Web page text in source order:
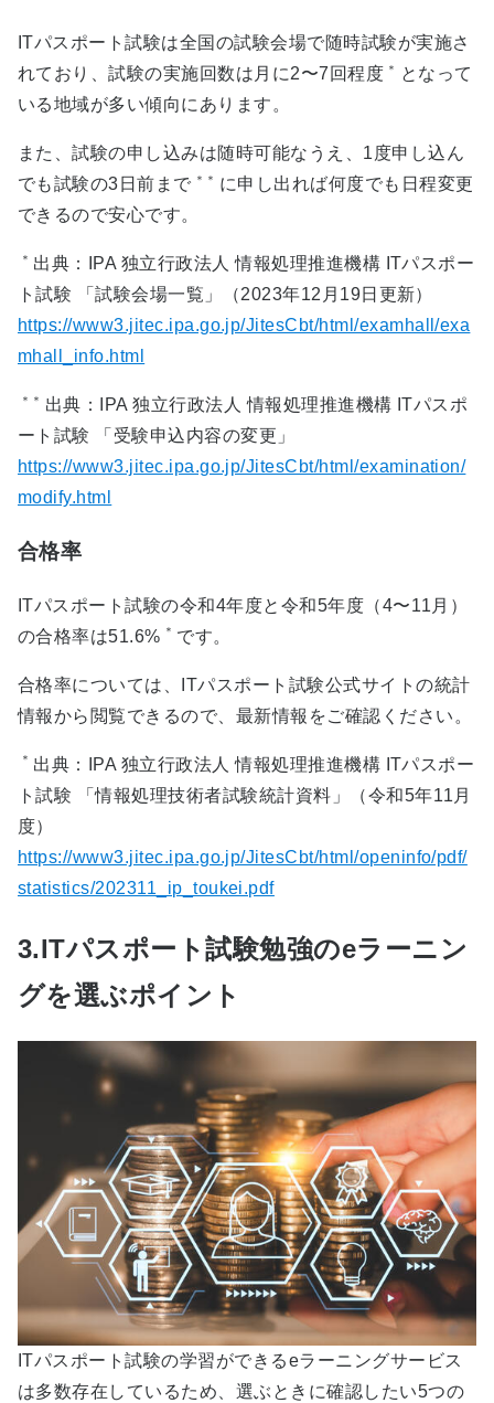
ITパスポート試験は全国の試験会場で随時試験が実施さ
れており、試験の実施回数は月に2〜7回程度 ＊
となって
いる地域が多い傾向にあります。
また、試験の申し込みは随時可能なうえ、1度申し込ん
でも試験の3日前まで ＊＊
に申し出れば何度でも日程変更
できるので安心です。
＊ 出典：IPA 独立行政法人 情報処理推進機構 ITパスポー
ト試験 「試験会場一覧」（2023年12月19日更新）
https://www3.jitec.ipa.go.jp/JitesCbt/html/examhall/exa
mhall_info.html
＊＊
出典：IPA 独立行政法人 情報処理推進機構 ITパスポ
ート試験 「受験申込内容の変更」
https://www3.jitec.ipa.go.jp/JitesCbt/html/examination/
modify.html
合格率
ITパスポート試験の令和4年度と令和5年度（4〜11月）
の合格率は51.6% ＊ です。
合格率については、ITパスポート試験公式サイトの統計
情報から閲覧できるので、最新情報をご確認ください。
＊ 出典：IPA 独立行政法人 情報処理推進機構 ITパスポー
ト試験 「情報処理技術者試験統計資料」（令和5年11月
度）
https://www3.jitec.ipa.go.jp/JitesCbt/html/openinfo/pdf/
statistics/202311_ip_toukei.pdf
3.ITパスポート試験勉強のeラーニン
グを選ぶポイント
ITパスポート試験の学習ができるeラーニングサービス
は多数存在しているため、選ぶときに確認したい5つの